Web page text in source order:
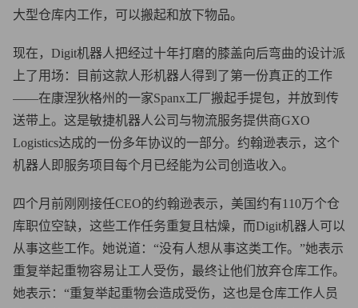
大型仓库内工作，可以搬起和放下物品。
现在，Digit机器人把经过十年打磨的膝盖向后弯曲的设计派
上了用场：目前这款人形机器人得到了第一份真正的工作
——在康涅狄格州的一家Spanx工厂搬起手提包，并放到传
送带上。这是敏捷机器人公司与物流服务提供商GXO
Logistics达成的一份多年协议的一部分。约翰逊表示，这个
机器人即服务项目每个月已经能为公司创造收入。
四个月前刚刚接任CEO的约翰逊表示，美国约有110万个仓
库职位空缺，这些工作任务重复且枯燥，而Digit机器人可以
从事这些工作。她说道：“没有人想从事这类工作。”她表示
重复举起重物容易让工人受伤，最终让他们放弃仓库工作。
她表示：“重复举起重物会造成受伤，这也是仓库工作人员